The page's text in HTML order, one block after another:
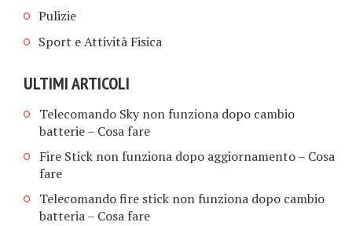
Pulizie
Sport e Attività Fisica
ULTIMI ARTICOLI
Telecomando Sky non funziona dopo cambio
batterie​ – Cosa fare
Fire Stick non funziona dopo aggiornamento​ – Cosa
fare
Telecomando fire stick non funziona dopo cambio
batteria​ – Cosa fare